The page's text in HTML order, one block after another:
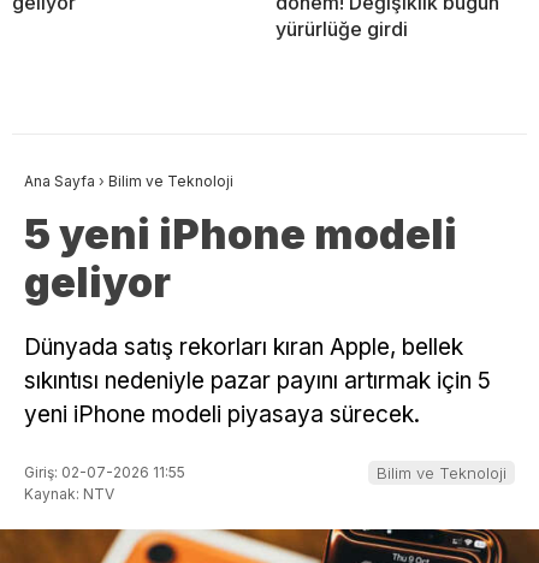
yürürlüğe girdi
Ana Sayfa › Bilim ve Teknoloji
5 yeni iPhone modeli
geliyor
Dünyada satış rekorları kıran Apple, bellek
sıkıntısı nedeniyle pazar payını artırmak için 5
yeni iPhone modeli piyasaya sürecek.
Giriş: 02-07-2026 11:55
Kaynak: NTV
Bilim ve Teknoloji